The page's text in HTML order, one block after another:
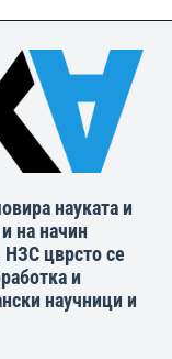
науката и
на начин
НЗС цврсто се
и
научници и